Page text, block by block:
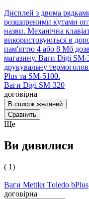
Дисплей з двома
розширеними кутами
назви. Механічна
використовуються в
пам'яттю 4 або 8 Мб
магазину. Ваги Digi
друкувальну
Plus та SM-5100.
Ваги Digi SM-320
договірна
В список желаний
Сравнить
Ще
Ви дивилися
( 1)
Ваги Mettler Toledo bPlus
договірна